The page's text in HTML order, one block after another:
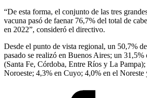
“De esta forma, el conjunto de las tres
vacuna pasó de faenar 76,7% del total de
en 2022”, consideró el directivo.
Desde el punto de vista regional, un 50,7%
pasado se realizó en Buenos Aires; un
(Santa Fe, Córdoba, Entre Ríos y La
Noroeste; 4,3% en Cuyo; 4,0% en el Noreste